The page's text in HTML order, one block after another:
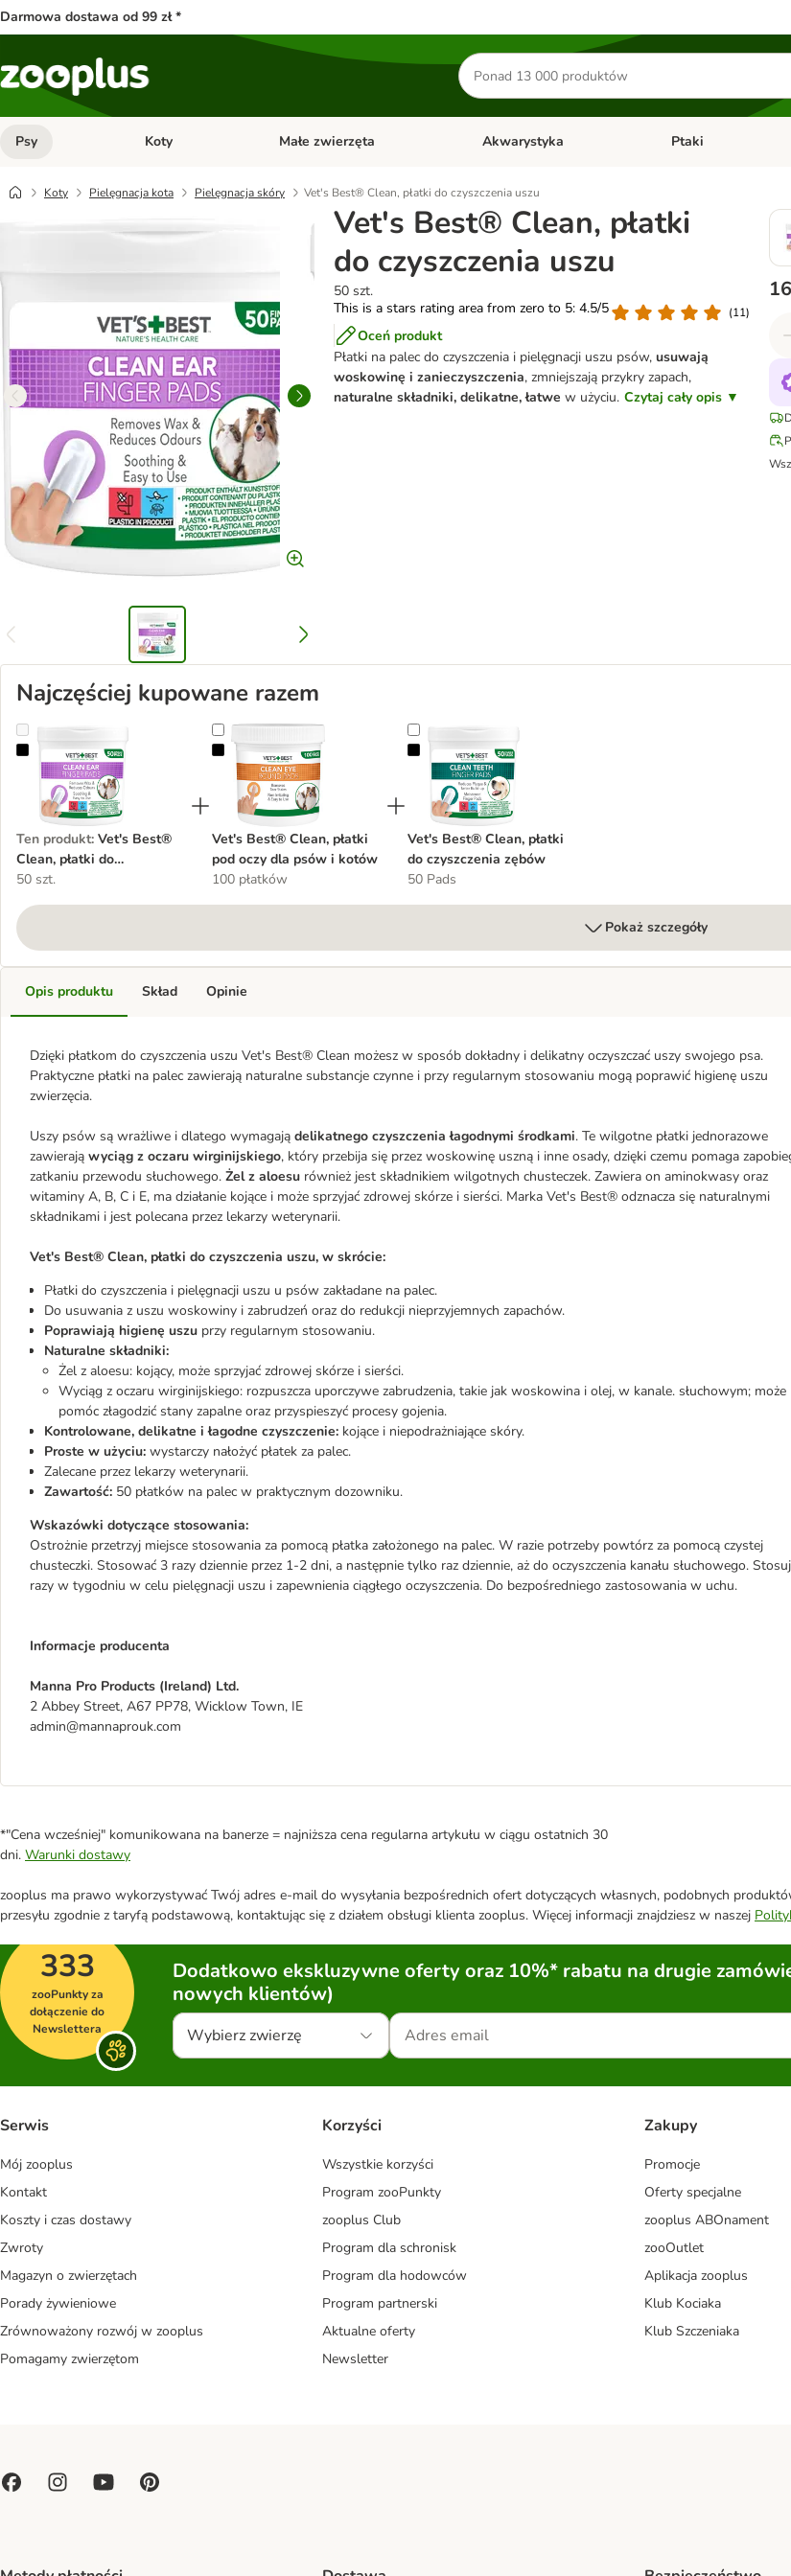
Darmowa dostawa od 99 zł *
Szukaj
produktów
Psy Otwórz menu kategorii: Psy
Koty Otwórz menu kategorii: Koty
Małe zwierzęta Otwórz menu kategorii: Małe zwierzęta
Akwarystyka Otwórz menu
Ptaki
Koty Pielęgnacja kota Pielęgnacja skóry Vet's Best® Clean, płatki do czyszczenia uszu
Vet's Best® Clean, płatki
do czyszczenia uszu
50 szt.
This is a stars rating area from zero to 5: 4.5/5
(11)
Oceń produkt
Płatki na palec do czyszczenia i pielęgnacji uszu psów, usuwają
woskowinę i zanieczyszczenia, zmniejszają przykry zapach,
naturalne składniki, delikatne, łatwe w użyciu. Czytaj cały opis ▼
Najczęściej kupowane razem
Vet's Best® Clean, płatki do czyszczenia uszu
Ten produkt: Vet's Best®
Clean, płatki do
czyszczenia uszu
50 szt.
Vet's Best® Clean, płatki pod oczy dla psów i kotów
Vet's Best® Clean, płatki
pod oczy dla psów i kotów
100 płatków
Vet's Best® Clean, płatki do czyszczenia zębów
Vet's Best® Clean, płatki
do czyszczenia zębów
50 Pads
Pokaż szczegóły
Opis produktu
Dzięki płatkom do czyszczenia uszu Vet's Best® Clean możesz w sposób dokładny i delikatny oczyszczać uszy swojego psa.
Praktyczne płatki na palec zawierają naturalne substancje czynne i przy regularnym stosowaniu mogą poprawić higienę uszu
zwierzęcia.
Uszy psów są wrażliwe i dlatego wymagają delikatnego czyszczenia łagodnymi środkami. Te wilgotne płatki jednorazowe
zawierają wyciąg z oczaru wirginijskiego, który przebija się przez woskowinę uszną i inne osady, dzięki czemu pomaga
zatkaniu przewodu słuchowego. Żel z aloesu również jest składnikiem wilgotnych chusteczek. Zawiera on aminokwasy oraz
witaminy A, B, C i E, ma działanie kojące i może sprzyjać zdrowej skórze i sierści. Marka Vet's Best® odznacza się naturalnymi
składnikami i jest polecana przez lekarzy weterynarii.
Vet's Best® Clean, płatki do czyszczenia uszu, w skrócie:
Płatki do czyszczenia i pielęgnacji uszu u psów zakładane na palec.
Do usuwania z uszu woskowiny i zabrudzeń oraz do redukcji nieprzyjemnych zapachów.
Poprawiają higienę uszu przy regularnym stosowaniu.
Naturalne składniki:
Żel z aloesu: kojący, może sprzyjać zdrowej skórze i sierści.
Wyciąg z oczaru wirginijskiego: rozpuszcza uporczywe zabrudzenia, takie jak woskowina i olej, w kanale. słuchowym; może
pomóc złagodzić stany zapalne oraz przyspieszyć procesy gojenia.
Kontrolowane, delikatne i łagodne czyszczenie: kojące i niepodrażniające skóry.
Proste w użyciu: wystarczy nałożyć płatek za palec.
Zalecane przez lekarzy weterynarii.
Zawartość: 50 płatków na palec w praktycznym dozowniku.
Wskazówki dotyczące stosowania:
Ostrożnie przetrzyj miejsce stosowania za pomocą płatka założonego na palec. W razie potrzeby powtórz za pomocą czystej
chusteczki. Stosować 3 razy dziennie przez 1-2 dni, a następnie tylko raz dziennie, aż do oczyszczenia kanału słuchowego.
razy w tygodniu w celu pielęgnacji uszu i zapewnienia ciągłego oczyszczenia. Do bezpośredniego zastosowania w uchu.
Informacje producenta
Manna Pro Products (Ireland) Ltd.
2 Abbey Street, A67 PP78, Wicklow Town, IE
admin@mannaprouk.com
Skład Opinie
*"Cena wcześniej" komunikowana na banerze = najniższa cena regularna artykułu w ciągu ostatnich 30
dni. Warunki dostawy
zooplus ma prawo wykorzystywać Twój adres e-mail do wysyłania bezpośrednich ofert dotyczących własnych, podobnych
przesyłu zgodnie z taryfą podstawową, kontaktując się z działem obsługi klienta zooplus. Więcej informacji znajdziesz w naszej
333
zooPunkty za
dołączenie do
Newslettera
Dodatkowo ekskluzywne oferty oraz 10%* rabatu na drugie
nowych klientów)
Wybierz zwierzę
Serwis
Mój zooplus
Kontakt
Koszty i czas dostawy
Zwroty
Magazyn o zwierzętach
Porady żywieniowe
Zrównoważony rozwój w zooplus
Pomagamy zwierzętom
Korzyści
Wszystkie korzyści
Program zooPunkty
zooplus Club
Program dla schronisk
Program dla hodowców
Program partnerski
Aktualne oferty
Newsletter
Zakupy
Promocje
Oferty specjalne
zooplus ABOnament
zooOutlet
Aplikacja zooplus
Klub Kociaka
Klub Szczeniaka